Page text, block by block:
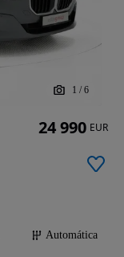
1 / 6
Automática
24 990 EUR